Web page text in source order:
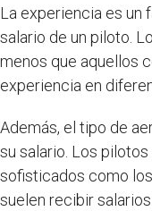
La experiencia es un
salario de un piloto.
menos que aquellos
experiencia en
Además, el tipo de
su salario. Los
sofisticados como
suelen recibir